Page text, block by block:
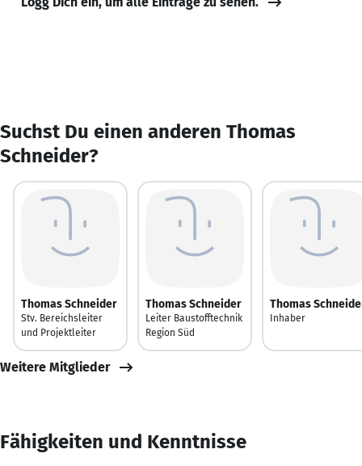
Suchst Du einen anderen Thomas
Schneider?
Thomas Schneider
Stv. Bereichsleiter
und Projektleiter
Thomas Schneider
Leiter Baustofftechnik
Region Süd
Thomas
Inhaber
Weitere Mitglieder
Fähigkeiten und Kenntnisse